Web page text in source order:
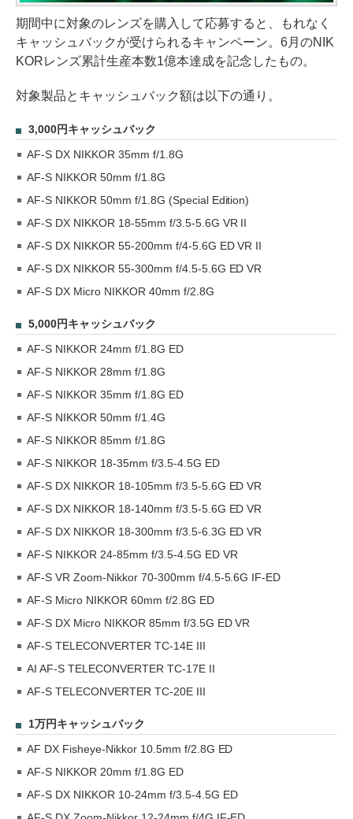
期間中に対象のレンズを購入して応募すると、もれなく
キャッシュバックが受けられるキャンペーン。6月のNIK
KORレンズ累計生産本数1億本達成を記念したもの。
対象製品とキャッシュバック額は以下の通り。
3,000円キャッシュバック
AF-S DX NIKKOR 35mm f/1.8G
AF-S NIKKOR 50mm f/1.8G
AF-S NIKKOR 50mm f/1.8G (Special Edition)
AF-S DX NIKKOR 18-55mm f/3.5-5.6G VR II
AF-S DX NIKKOR 55-200mm f/4-5.6G ED VR II
AF-S DX NIKKOR 55-300mm f/4.5-5.6G ED VR
AF-S DX Micro NIKKOR 40mm f/2.8G
5,000円キャッシュバック
AF-S NIKKOR 24mm f/1.8G ED
AF-S NIKKOR 28mm f/1.8G
AF-S NIKKOR 35mm f/1.8G ED
AF-S NIKKOR 50mm f/1.4G
AF-S NIKKOR 85mm f/1.8G
AF-S NIKKOR 18-35mm f/3.5-4.5G ED
AF-S DX NIKKOR 18-105mm f/3.5-5.6G ED VR
AF-S DX NIKKOR 18-140mm f/3.5-5.6G ED VR
AF-S DX NIKKOR 18-300mm f/3.5-6.3G ED VR
AF-S NIKKOR 24-85mm f/3.5-4.5G ED VR
AF-S VR Zoom-Nikkor 70-300mm f/4.5-5.6G IF-ED
AF-S Micro NIKKOR 60mm f/2.8G ED
AF-S DX Micro NIKKOR 85mm f/3.5G ED VR
AF-S TELECONVERTER TC-14E III
AI AF-S TELECONVERTER TC-17E II
AF-S TELECONVERTER TC-20E III
1万円キャッシュバック
AF DX Fisheye-Nikkor 10.5mm f/2.8G ED
AF-S NIKKOR 20mm f/1.8G ED
AF-S DX NIKKOR 10-24mm f/3.5-4.5G ED